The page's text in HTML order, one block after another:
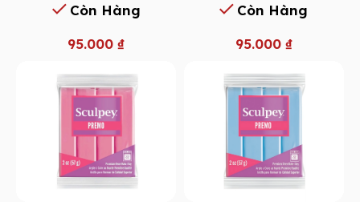
Còn Hàng
95.000 ₫
Còn Hàng
95.000 ₫